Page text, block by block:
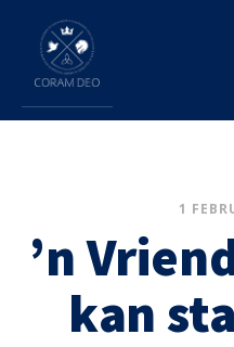
1
’n
kan